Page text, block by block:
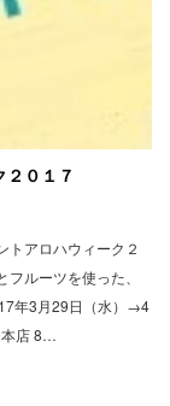
２０１７
トアロハウィーク２
ルーツを使った、
年3月29日（水）→4
本店 8…